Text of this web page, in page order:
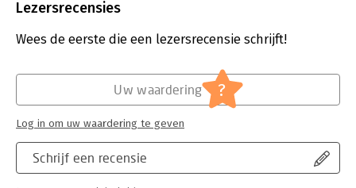
dan zo’n traject in de TBS, is het zo
allemaal wel mee?
Lezersrecensies
Wees de eerste die een lezersrecensie schrijft!
Schrijf een recensie
Uw waardering ?
Log in om uw waardering te geven